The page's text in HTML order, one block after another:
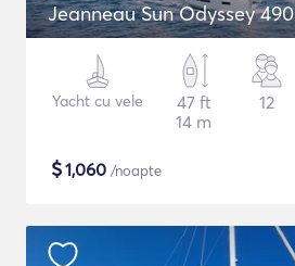
Jeanneau Sun Odyssey 490
Yacht cu vele
47 ft
14 m
12
$1,060 /noapte